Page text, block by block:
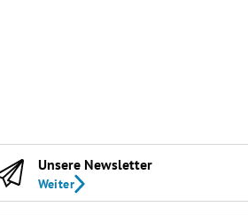
Unsere Newsletter
Weiter